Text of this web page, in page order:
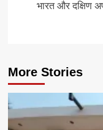
भारत और दक्षिण
More Stories